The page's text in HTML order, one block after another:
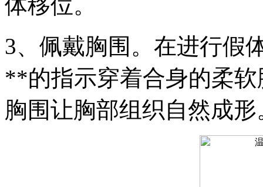
3、佩戴胸围。在进行假
**的指示穿着合身的柔
胸围让胸部组织自然成形